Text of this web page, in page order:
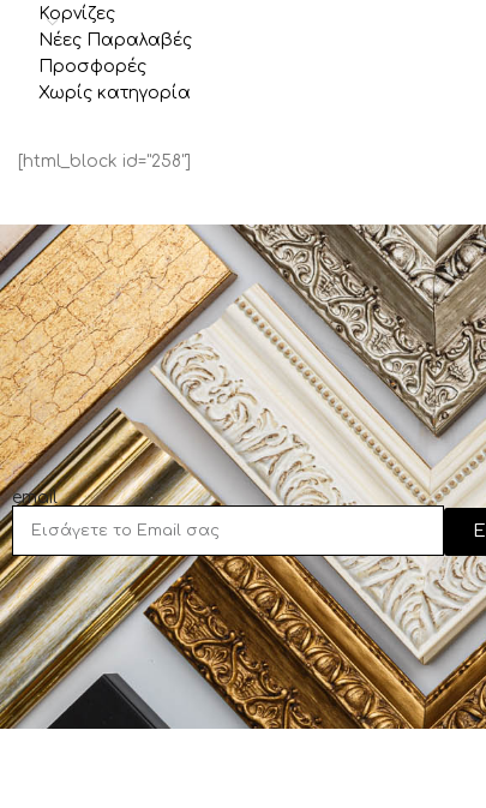
Κορνίζες
Νέες Παραλαβές
Προσφορές
Χωρίς κατηγορία
[html_block id="258"]
email